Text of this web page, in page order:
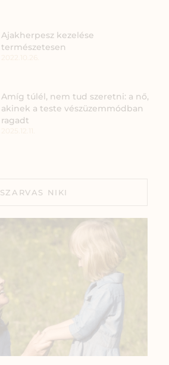
Ajakherpesz kezelése
természetesen
Amíg túlél, nem tud szeretni: a nő,
akinek a teste vészüzemmódban
ragadt
SZARVAS NIKI